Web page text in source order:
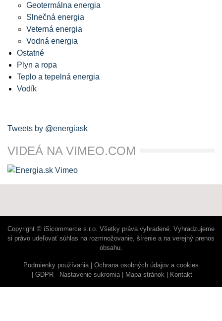
Geotermálna energia
Slnečná energia
Veterná energia
Vodná energia
Ostatné
Plyn a ropa
Teplo a tepelná energia
Vodík
Tweets by @energiask
VIDEÁ NA VIMEO.COM
Copyright © iSicommerce s.r.o. Všetky práva vyhradené. Vyhradzujeme
si právo udeľovať súhlas na rozmnožovanie, šírenie a na verejný prenos
obsahu.
Podmienky používania
Ochrana osobných údajov a cookies
GDPR - Nastavenie sukromia
Mapa stránok Kontakt